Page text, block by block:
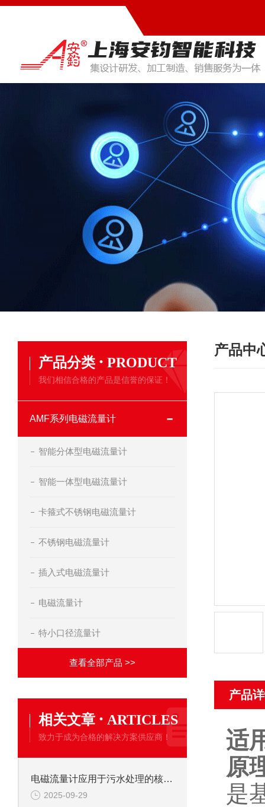
产品分类 · PRODUCT
我们相信合格的产品是信誉的保证！
AMF系列电磁流量计
智能分体型电磁流量计
智能一体型电磁流量计
卡箍式不锈钢电磁流量计
不锈钢电磁流量计
插入式电磁流量计
电磁流量计
特小口径流量计
查看全部产品 >>
相关文章 · ARTICLES
致力于成为合格的解决方案供应商！
电磁流量计应用于污水处理的核心优势
2025-09-29
产品中
产品
适
原
是